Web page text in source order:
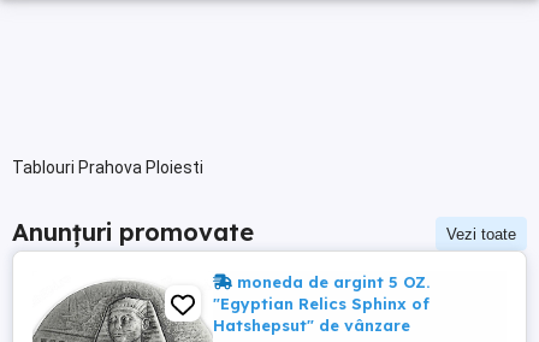
Tablouri Prahova Ploiesti
Anunțuri promovate Vezi toate
moneda de argint 5 OZ.
"Egyptian Relics Sphinx of
Hatshepsut" de vânzare